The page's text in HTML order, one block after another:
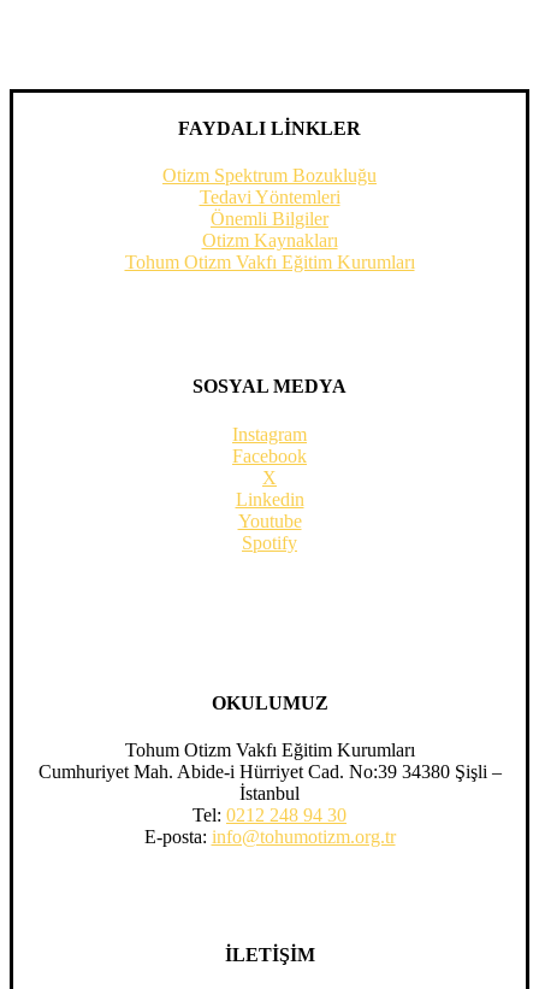
FAYDALI LİNKLER
Otizm Spektrum Bozukluğu
Tedavi Yöntemleri
Önemli Bilgiler
Otizm Kaynakları
Tohum Otizm Vakfı Eğitim Kurumları
SOSYAL MEDYA
Instagram
Facebook
X
Linkedin
Youtube
Spotify
OKULUMUZ
Tohum Otizm Vakfı Eğitim Kurumları
Cumhuriyet Mah. Abide-i Hürriyet Cad. No:39 34380 Şişli –
İstanbul
Tel: 0212 248 94 30
E-posta: info@tohumotizm.org.tr
İLETİŞİM